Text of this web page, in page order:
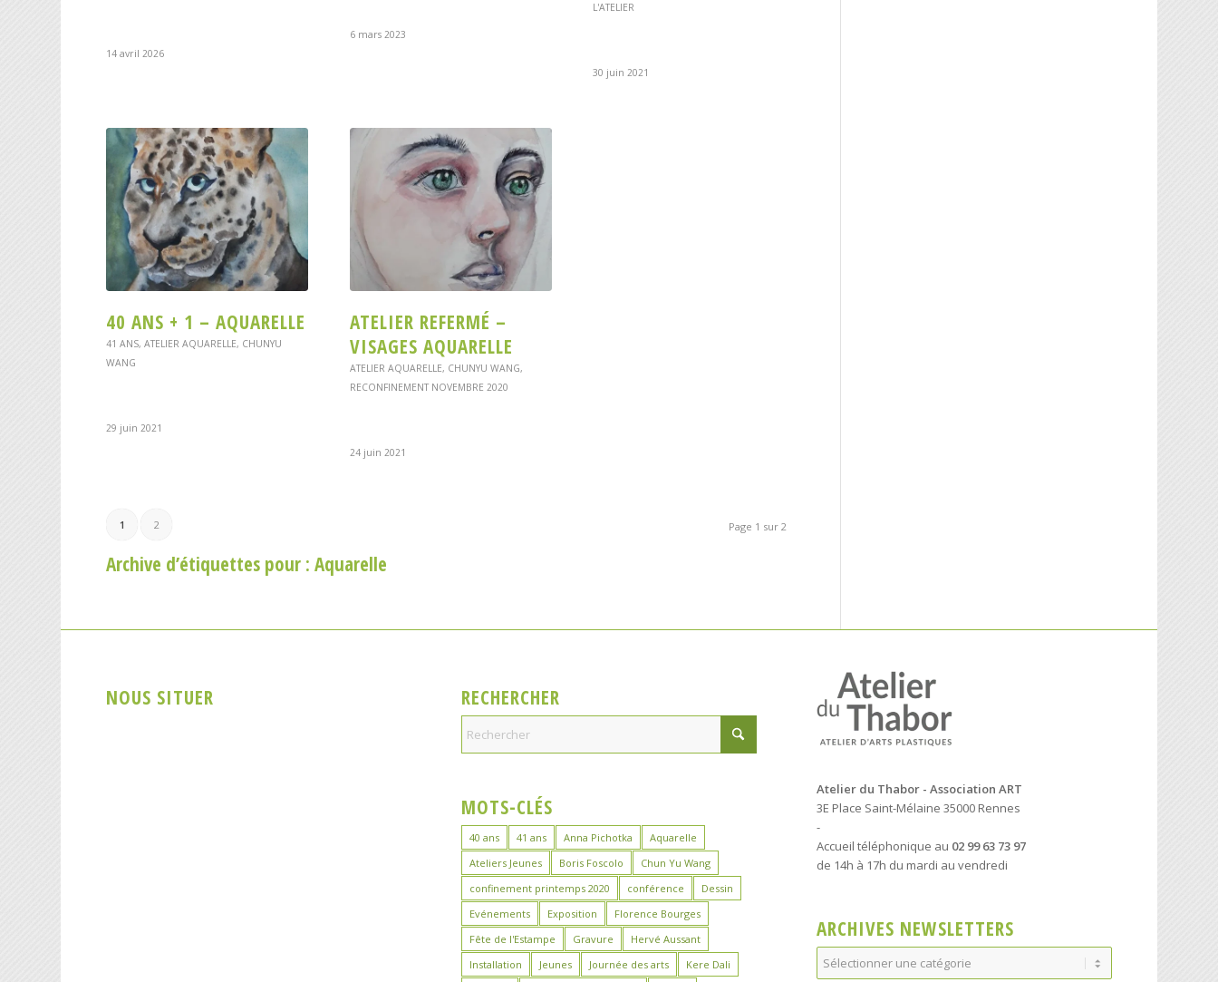
14 avril 2026
6 mars 2023
L'ATELIER
30 juin 2021
40 ANS + 1 – AQUARELLE
41 ANS,ATELIER AQUARELLE, CHUNYU
WANG
29 juin 2021
ATELIER REFERMÉ –
VISAGES AQUARELLE
ATELIER AQUARELLE, CHUNYU WANG,
RECONFINEMENT NOVEMBRE 2020
24 juin 2021
Page 1 sur 2
1 2
Archive d’étiquettes pour :Aquarelle
NOUS SITUER RECHERCHER
MOTS-CLÉS
40 ans 41 ans Anna Pichotka
Aquarelle
Ateliers Jeunes
Boris Foscolo
Chun Yu Wang
confinement printemps 2020
conférence
Dessin
Evénements
Exposition
Florence Bourges
Fête de l'Estampe
Gravure
Hervé Aussant
Installation
Jeunes Journée des arts Kere Dali
Atelier du Thabor - Association ART
3E Place Saint-Mélaine 35000 Rennes
-
Accueil téléphonique au 02 99 63 73 97
de 14h à 17h du mardi au vendredi
ARCHIVES NEWSLETTERS
Archives
Newsletters